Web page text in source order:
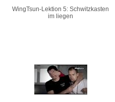
WingTsun-Lektion 5: Schwitzkasten
im liegen